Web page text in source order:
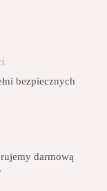
bezpiecznych
darmową